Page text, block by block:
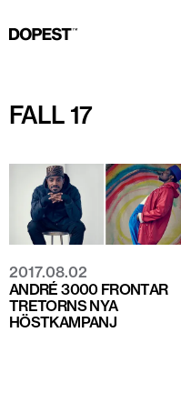
FALL 17
2017.08.02
ANDRÉ 3000 FRONTAR
TRETORNS NYA
HÖSTKAMPANJ